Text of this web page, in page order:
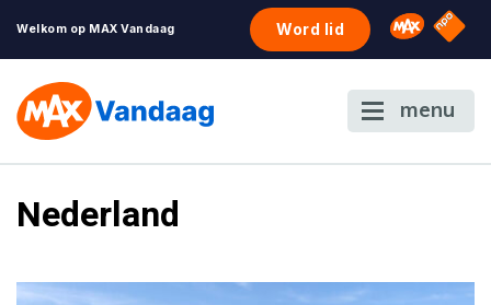
Welkom op MAX Vandaag Word lid Omroep
NPO
menu
Nederland